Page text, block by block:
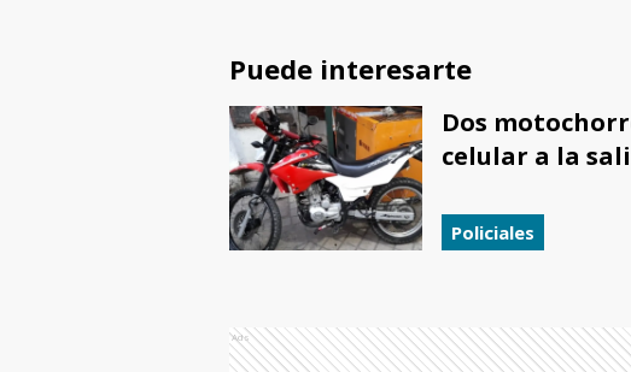
Puede interesarte
Dos
celular a la
Policiales
Ads